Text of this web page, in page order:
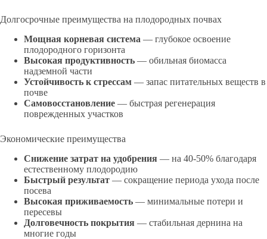
Долгосрочные преимущества на плодородных почвах
Мощная корневая система — глубокое освоение
плодородного горизонта
Высокая продуктивность — обильная биомасса
надземной части
Устойчивость к стрессам — запас питательных веществ в
почве
Самовосстановление — быстрая регенерация
поврежденных участков
Экономические преимущества
Снижение затрат на удобрения — на 40-50% благодаря
естественному плодородию
Быстрый результат — сокращение периода ухода после
посева
Высокая приживаемость — минимальные потери и
пересевы
Долговечность покрытия — стабильная дернина на
многие годы